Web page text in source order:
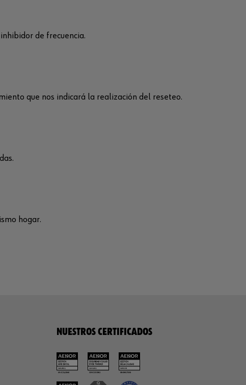
de frecuencia.
que nos indicará la realización del reseteo.
hogar.
NUESTROS CERTIFICADOS